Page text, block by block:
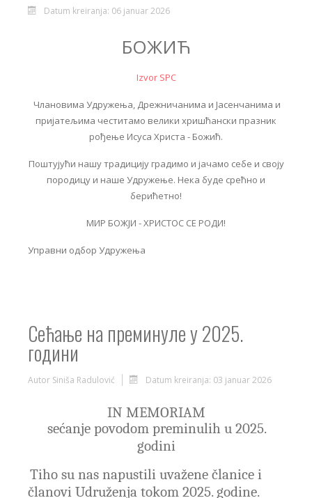
Datum kreiranja: 06 januar 2026
БОЖИЋ
Izvor SPC
Члановима Удружења, Дрежничанима и Јасенчанима и
пријатељима честитамо велики хришћански празник
рођење Исуса Христа - Божић.
Поштујући нашу традицију градимо и јачамо себе и своју
породицу и наше Удружење. Нека буде срећно и
берићетно!
МИР БОЖЈИ - ХРИСТОС СЕ РОДИ!
Управни одбор Удружења
Сећање на преминуле у 2025.
години
Autor Siniša Radulović Datum kreiranja: 03 januar 2026
IN MEMORIAM
sećanje povodom preminulih u 2025.
godini
Tiho su nas napustili uvažene članice i
članovi Udruženja tokom 2025. godine.